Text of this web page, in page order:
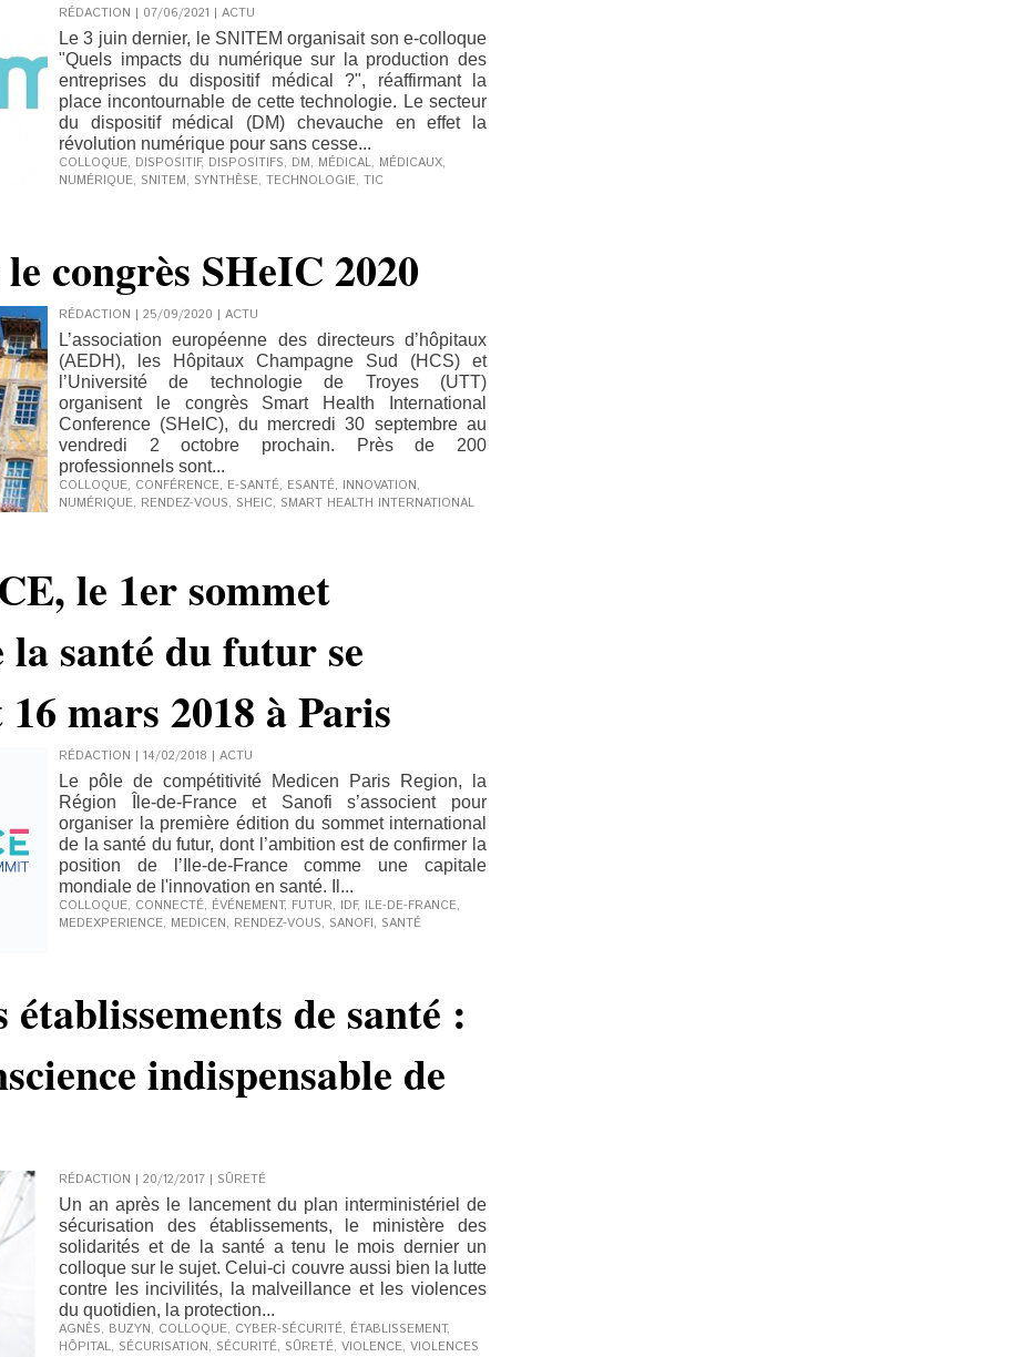
RÉDACTION | 07/06/2021 | ACTU
Le 3 juin dernier, le SNITEM organisait son e-colloque
"Quels impacts du numérique sur la production des
entreprises du dispositif médical ?", réaffirmant la
place incontournable de cette technologie. Le secteur
du dispositif médical (DM) chevauche en effet la
révolution numérique pour sans cesse...
COLLOQUE, DISPOSITIF, DISPOSITIFS, DM, MÉDICAL, MÉDICAUX,
NUMÉRIQUE, SNITEM, SYNTHÈSE, TECHNOLOGIE, TIC
congrès SHeIC 2020
RÉDACTION | 25/09/2020 | ACTU
L’association européenne des directeurs d’hôpitaux
(AEDH), les Hôpitaux Champagne Sud (HCS) et
l’Université de technologie de Troyes (UTT)
organisent le congrès Smart Health International
Conference (SHeIC), du mercredi 30 septembre au
vendredi 2 octobre prochain. Près de 200
professionnels sont...
COLLOQUE, CONFÉRENCE, E-SANTÉ, ESANTÉ, INNOVATION,
NUMÉRIQUE, RENDEZ-VOUS, SHEIC, SMART HEALTH INTERNATIONAL
le 1er sommet
santé du futur se
mars 2018 à Paris
RÉDACTION | 14/02/2018 | ACTU
Le pôle de compétitivité Medicen Paris Region, la
Région Île-de-France et Sanofi s’associent pour
organiser la première édition du sommet international
de la santé du futur, dont l’ambition est de confirmer la
position de l’Ile-de-France comme une capitale
mondiale de l'innovation en santé. Il...
COLLOQUE, CONNECTÉ, ÉVÉNEMENT, FUTUR, IDF, ILE-DE-FRANCE,
MEDEXPERIENCE, MEDICEN, RENDEZ-VOUS, SANOFI, SANTÉ
de santé :
indispensable de
RÉDACTION | 20/12/2017 | SÛRETÉ
Un an après le lancement du plan interministériel de
sécurisation des établissements, le ministère des
solidarités et de la santé a tenu le mois dernier un
colloque sur le sujet. Celui-ci couvre aussi bien la lutte
contre les incivilités, la malveillance et les violences
du quotidien, la protection...
AGNÈS, BUZYN, COLLOQUE, CYBER-SÉCURITÉ, ÉTABLISSEMENT,
HÔPITAL, SÉCURISATION, SÉCURITÉ, SÛRETÉ, VIOLENCE, VIOLENCES